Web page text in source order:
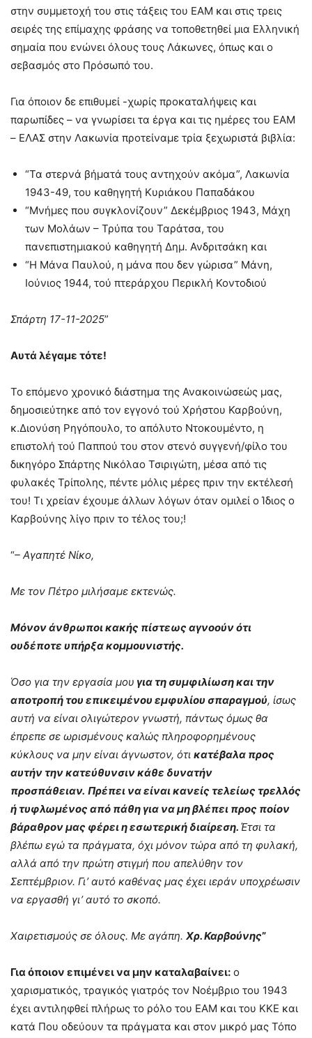
στην συμμετοχή του στις τάξεις του ΕΑΜ και στις τρεις
σειρές της επίμαχης φράσης να τοποθετηθεί μια Ελληνική
σημαία που ενώνει όλους τους Λάκωνες, όπως και ο
σεβασμός στο Πρόσωπό του.
Για όποιον δε επιθυμεί -χωρίς προκαταλήψεις και
παρωπίδες – να γνωρίσει τα έργα και τις ημέρες του ΕΑΜ
– ΕΛΑΣ στην Λακωνία προτείναμε τρία ξεχωριστά βιβλία:
“Τα στερνά βήματά τους αντηχούν ακόμα”, Λακωνία
1943-49, του καθηγητή Κυριάκου Παπαδάκου
“Μνήμες που συγκλονίζουν” Δεκέμβριος 1943, Μάχη
των Μολάων – Τρύπα του Ταράτσα, του
πανεπιστημιακού καθηγητή Δημ. Ανδριτσάκη και
“Η Μάνα Παυλού, η μάνα που δεν γώρισα” Μάνη,
Ιούνιος 1944, τού πτεράρχου Περικλή Κοντοδιού
Σπάρτη 17-11-2025”
Αυτά λέγαμε τότε!
Το επόμενο χρονικό διάστημα της Ανακοινώσεώς μας,
δημοσιεύτηκε από τον εγγονό τού Χρήστου Καρβούνη,
κ.Διονύση Ρηγόπουλο, το απόλυτο Ντοκουμέντο, η
επιστολή τού Παππού του στον στενό συγγενή/φίλο του
δικηγόρο Σπάρτης Νικόλαο Τσιριγώτη, μέσα από τις
φυλακές Τρίπολης, πέντε μόλις μέρες πριν την εκτέλεσή
του! Τι χρείαν έχουμε άλλων λόγων όταν ομιλεί ο Ίδιος ο
Καρβούνης λίγο πριν το τέλος του;!
“– Αγαπητέ Νίκο,
Με τον Πέτρο μιλήσαμε εκτενώς.
Μόνον άνθρωποι κακής πίστεως αγνοούν ότι
ουδέποτε υπήρξα κομμουνιστής.
Όσο για την εργασία μου για τη συμφιλίωση και την
αποτροπή του επικειμένου εμφυλίου σπαραγμού, ίσως
αυτή να είναι ολιγώτερον γνωστή, πάντως όμως θα
έπρεπε σε ωρισµένους καλώς πληροφορημένους
κύκλους να μην είναι άγνωστον, ότι κατέβαλα προς
αυτήν τηνκατεύθυνσιν κάθε δυνατήν
προσπάθειαν. Πρέπει να είναικανείς τελείως τρελλός
ή τυφλωμένος από πάθη για ναµη βλέπει προς ποίον
βάραθρον µας φέρει η εσωτερική διαίρεση. Έτσι τα
βλέπω εγώ τα πράγματα, όχι μόνον τώρα από τη φυλακή,
αλλά από την πρώτη στιγμή που απελύθην τον
Σεπτέµβριον. Γι’ αυτό καθένας µας έχει ιεράν υποχρέωσιν
να εργασθή γι’ αυτό το σκοπό.
Χαιρετισµούς σε όλους. Με αγάπη. Χρ. Καρβούνης”
Για όποιον επιμένει να μην καταλαβαίνει: ο
χαρισματικός, τραγικός γιατρός τον Νοέμβριο του 1943
έχει αντιληφθεί πλήρως το ρόλο του ΕΑΜ και του ΚΚΕ και
κατά Που οδεύουν τα πράγματα και στον μικρό μας Τόπο